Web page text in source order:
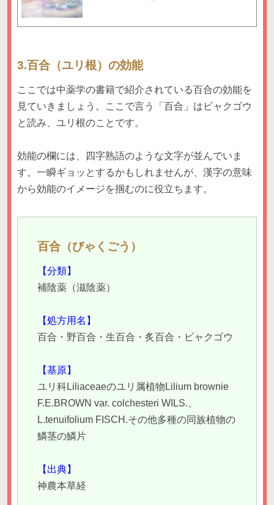
3.百合（ユリ根）の効能
ここでは中薬学の書籍で紹介されている百合の効能を
見ていきましょう。ここで言う「百合」はビャクゴウ
と読み、ユリ根のことです。
効能の欄には、四字熟語のような文字が並んでいま
す。一瞬ギョッとするかもしれませんが、漢字の意味
から効能のイメージを掴むのに役立ちます。
百合（びゃくごう）
【分類】
補陰薬（滋陰薬）
【処方用名】
百合・野百合・生百合・炙百合・ビャクゴウ
【基原】
ユリ科Liliaceaeのユリ属植物Lilium brownie
F.E.BROWN var. colchesteri WILS.、
L.tenuifolium FISCH.その他多種の同族植物の
鱗茎の鱗片
【出典】
神農本草経